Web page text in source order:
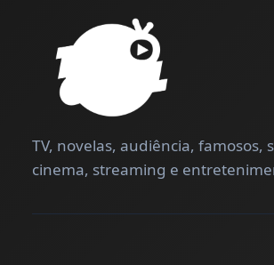
TV, novelas, audiência, famosos,
cinema, streaming e